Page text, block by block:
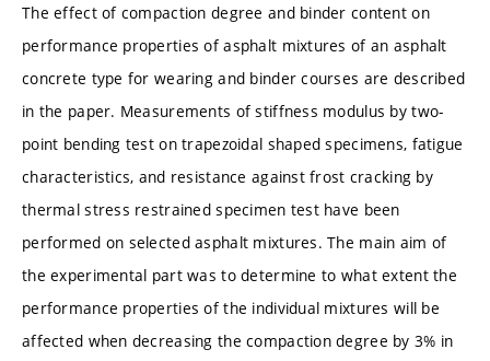
The effect of compaction degree and binder content on
performance properties of asphalt mixtures of an asphalt
concrete type for wearing and binder courses are described
in the paper. Measurements of stiffness modulus by two-
point bending test on trapezoidal shaped specimens, fatigue
characteristics, and resistance against frost cracking by
thermal stress restrained specimen test have been
performed on selected asphalt mixtures. The main aim of
the experimental part was to determine to what extent the
performance properties of the individual mixtures will be
affected when decreasing the compaction degree by 3% in